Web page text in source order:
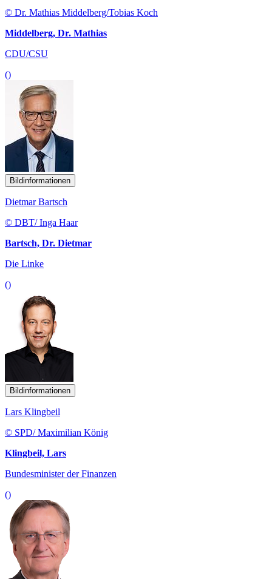
© Dr. Mathias Middelberg/Tobias Koch
Middelberg, Dr. Mathias
CDU/CSU
()
Bildinformationen
Dietmar Bartsch
© DBT/ Inga Haar
Bartsch, Dr. Dietmar
Die Linke
()
Bildinformationen
Lars Klingbeil
© SPD/ Maximilian König
Klingbeil, Lars
Bundesminister der Finanzen
()